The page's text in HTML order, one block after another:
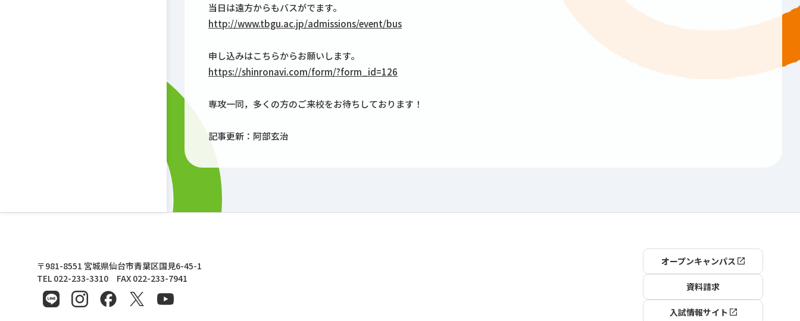
当日は遠方からもバスがでます。
http://www.tbgu.ac.jp/admissions/event/bus
申し込みはこちらからお願いします。
https://shinronavi.com/form/?form_id=126
専攻一同，多くの方のご来校をお待ちしております！
記事更新：阿部玄治
東北文化学園大学
〒981-8551 宮城県仙台市青葉区国見6-45-1
TEL 022-233-3310 FAX 022-233-7941
オープンキャンパス
資料請求
入試情報サイト